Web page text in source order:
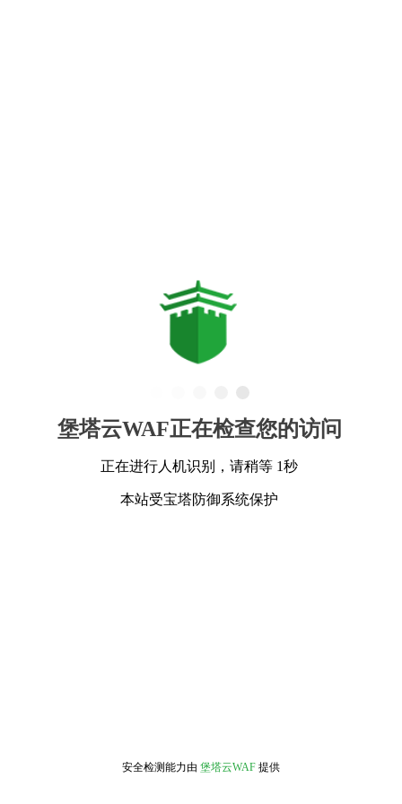
堡塔云WAF正在检查您的访问
正在进行人机识别，请稍等 1秒
本站受宝塔防御系统保护
安全检测能力由 堡塔云WAF 提供